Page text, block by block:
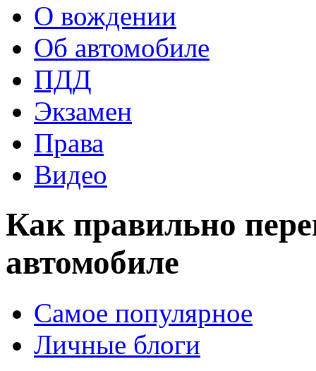
О вождении
Об автомобиле
ПДД
Экзамен
Права
Видео
Как правильно
автомобиле
Самое популярное
Личные блоги